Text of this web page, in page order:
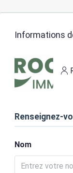
Informations
Renseignez-
Nom